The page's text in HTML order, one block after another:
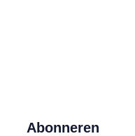
Abonneren